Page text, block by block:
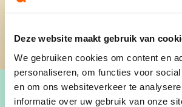
Deze website maakt gebruik van
We gebruiken cookies om content en
personaliseren, om functies voor
en om ons websiteverkeer te
informatie over uw gebruik van onze